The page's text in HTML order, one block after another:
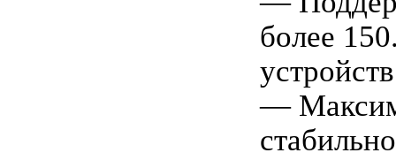
более
устройств
—